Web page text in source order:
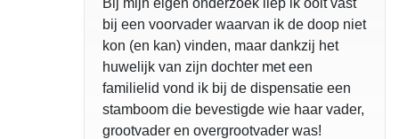
Bij mijn eigen onderzoek liep ik ooit vast
bij een voorvader waarvan ik de doop niet
kon (en kan) vinden, maar dankzij het
huwelijk van zijn dochter met een
familielid vond ik bij de dispensatie een
stamboom die bevestigde wie haar vader,
grootvader en overgrootvader was!